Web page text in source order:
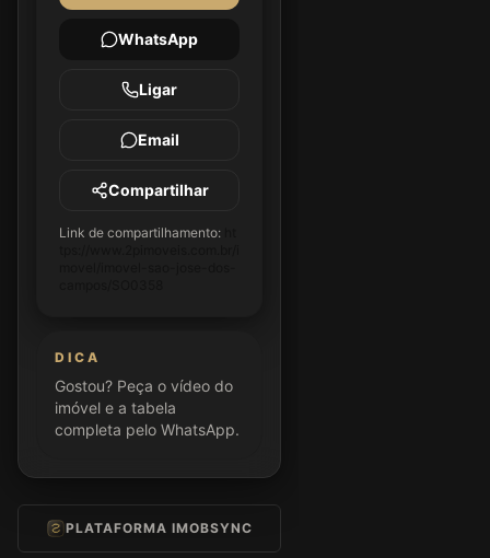
WhatsApp
Ligar
Email
Compartilhar
Link de compartilhamento:
DICA
Gostou? Peça o vídeo do
imóvel e a tabela
completa pelo WhatsApp.
PLATAFORMA IMOBSYNC